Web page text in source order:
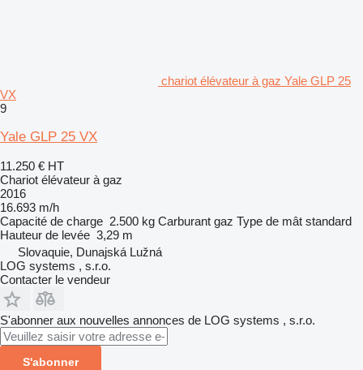
chariot élévateur à gaz Yale GLP 25
VX
9
Yale GLP 25 VX
11.250 € HT
Chariot élévateur à gaz
2016
16.693 m/h
Capacité de charge 2.500 kg Carburant gaz Type de mât standard
Hauteur de levée 3,29 m
Slovaquie, Dunajská Lužná
LOG systems , s.r.o.
Contacter le vendeur
S'abonner aux nouvelles annonces de LOG systems , s.r.o.
S'abonner